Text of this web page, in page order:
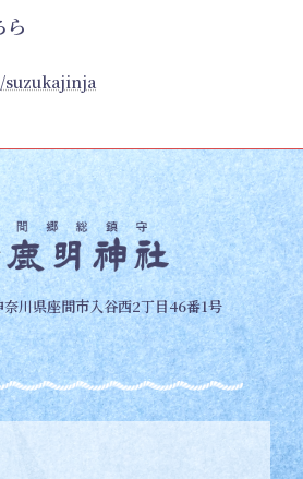
川県座間市入谷西2丁目46番1号